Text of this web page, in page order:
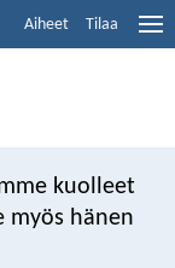
Aiheet Tilaa
kuolleet
myös hänen